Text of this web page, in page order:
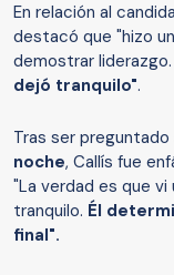
En relación al
destacó que "hizo
demostrar liderazgo.
dejó tranquilo".
Tras ser
noche, Callís fue
"La verdad es que vi
tranquilo. Él
final".